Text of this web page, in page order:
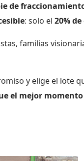
de
: solo el 20%
familias
y elige el lote
el mejor